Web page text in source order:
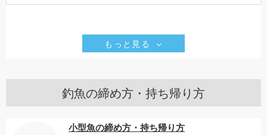
もっと見る
釣魚の締め方・持ち帰り方
小型魚の締め方・持ち帰り方